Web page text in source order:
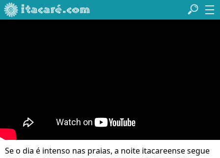
Se o dia é intenso nas praias, a noite itacareense segue